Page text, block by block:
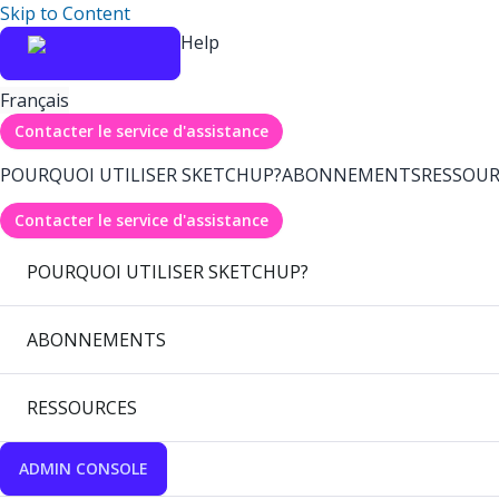
Skip to Content
Help
Français
Contacter le service d'assistance
POURQUOI UTILISER SKETCHUP?ABONNEMENTS
Contacter le service d'assistance
POURQUOI UTILISER SKETCHUP?
ABONNEMENTS
RESSOURCES
ADMIN CONSOLE